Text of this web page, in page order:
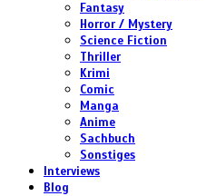
Fantasy
Horror / Mystery
Science Fiction
Thriller
Krimi
Comic
Manga
Anime
Sachbuch
Sonstiges
Interviews
Blog